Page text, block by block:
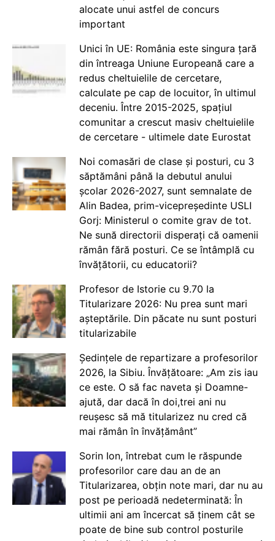
alocate unui astfel de concurs
important
Unici în UE: România este singura țară
din întreaga Uniune Europeană care a
redus cheltuielile de cercetare,
calculate pe cap de locuitor, în ultimul
deceniu. Între 2015-2025, spațiul
comunitar a crescut masiv cheltuielile
de cercetare - ultimele date Eurostat
Noi comasări de clase și posturi, cu 3
săptămâni până la debutul anului
școlar 2026-2027, sunt semnalate de
Alin Badea, prim-vicepreședinte USLI
Gorj: Ministerul o comite grav de tot.
Ne sună directorii disperați că oamenii
rămân fără posturi. Ce se întâmplă cu
învățătorii, cu educatorii?
Profesor de Istorie cu 9.70 la
Titularizare 2026: Nu prea sunt mari
așteptările. Din păcate nu sunt posturi
titularizabile
Ședințele de repartizare a profesorilor
2026, la Sibiu. Învățătoare: „Am zis iau
ce este. O să fac naveta și Doamne-
ajută, dar dacă în doi,trei ani nu
reușesc să mă titularizez nu cred că
mai rămân în învățământ”
Sorin Ion, întrebat cum le răspunde
profesorilor care dau an de an
Titularizarea, obțin note mari, dar nu au
post pe perioadă nedeterminată: În
ultimii ani am încercat să ținem cât se
poate de bine sub control posturile